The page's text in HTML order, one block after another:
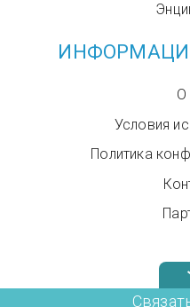
О
Условия
Политика
Звоните нам в